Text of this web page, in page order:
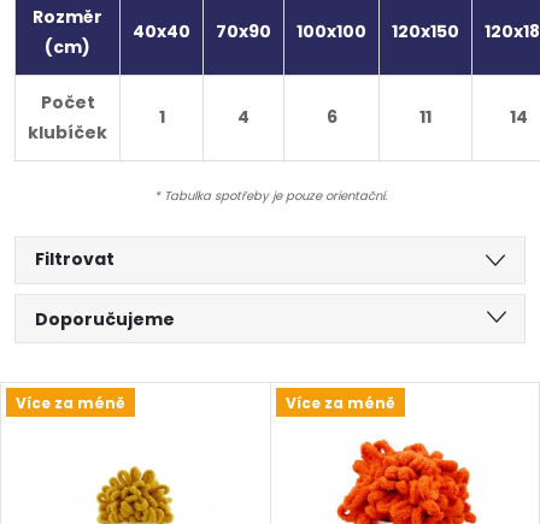
Rozměr
(cm)
40x40 70x90 100x100 120x150
Počet
klubíček
1 4 6 11 14
* Tabulka spotřeby je pouze orientační.
Filtrovat
Ř
a
Doporučujeme
Nejdražší
Abecedně
V
Více za méně Více za méně